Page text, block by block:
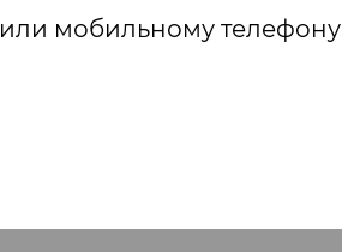
или мобильному телефону